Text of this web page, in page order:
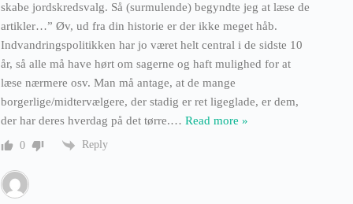
skabe jordskredsvalg. Så (surmulende) begyndte jeg at læse de
artikler…” Øv, ud fra din historie er der ikke meget håb.
Indvandringspolitikken har jo været helt central i de sidste 10
år, så alle må have hørt om sagerne og haft mulighed for at
læse nærmere osv. Man må antage, at de mange
borgerlige/midtervælgere, der stadig er ret ligeglade, er dem,
der har deres hverdag på det tørre.… Read more »
0 Reply